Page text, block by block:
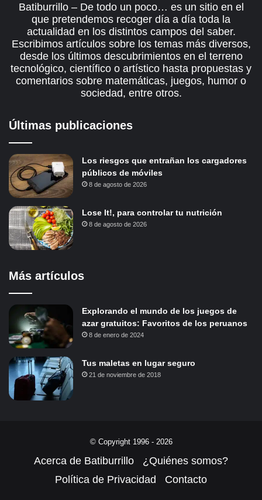
Batiburrillo – De todo un poco… es un sitio en el
que pretendemos recoger día a día toda la
actualidad en los distintos campos del saber.
Escribimos artículos sobre los temas más diversos,
desde los últimos descubrimientos en el terreno
tecnológico, científico o artístico hasta propuestas y
comentarios sobre matemáticas, juegos, humor o
sociedad, entre otros.
Últimas publicaciones
Los riesgos que entrañan los cargadores
públicos de móviles
8 de agosto de 2026
Lose It!, para controlar tu nutrición
8 de agosto de 2026
Más artículos
Explorando el mundo de los juegos de
azar gratuitos: Favoritos de los peruanos
8 de enero de 2024
Tus maletas en lugar seguro
21 de noviembre de 2018
© Copyright 1996 - 2026
Acerca de Batiburrillo
¿Quiénes somos?
Política de Privacidad
Contacto